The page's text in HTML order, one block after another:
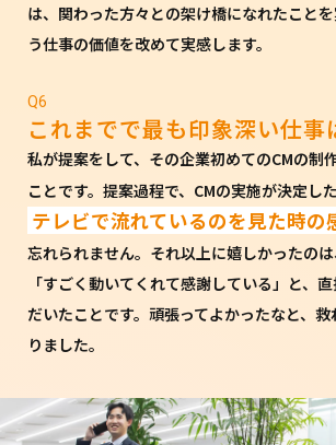
は、関わった方々との架け橋になれたこと
う仕事の価値を改めて実感します。
Q6
これまでで最も印象深い仕事
私が提案をして、その企業初めてのCMの制
ことです。提案過程で、CMの実施が決定し
テレビで流れているのを見た時の
忘れられません。それ以上に嬉しかったの
「すごく動いてくれて感謝している」と、
だいたことです。頑張ってよかったなと、
りました。